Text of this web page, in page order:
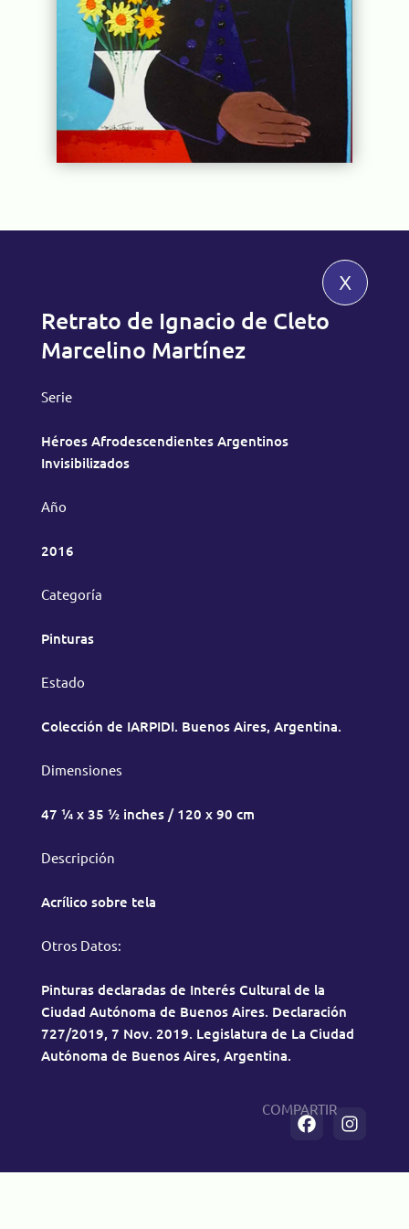
x
Retrato de Ignacio de Cleto
Marcelino Martínez
Serie
Héroes Afrodescendientes Argentinos
Invisibilizados
Año
2016
Categoría
Pinturas
Estado
Colección de IARPIDI. Buenos Aires, Argentina.
Dimensiones
47 ¼ x 35 ½ inches / 120 x 90 cm
Descripción
Acrílico sobre tela
Otros Datos:
Pinturas declaradas de Interés Cultural de la
Ciudad Autónoma de Buenos Aires. Declaración
727/2019, 7 Nov. 2019. Legislatura de La Ciudad
Autónoma de Buenos Aires, Argentina.
COMPARTIR